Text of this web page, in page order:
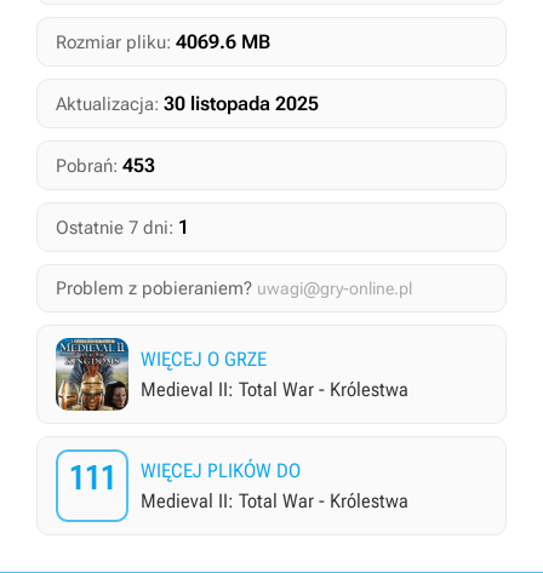
Rozmiar pliku: 4069.6 MB
Aktualizacja: 30 listopada 2025
Pobrań: 453
Ostatnie 7 dni: 1
Problem z pobieraniem? uwagi@gry-online.pl
WIĘCEJ O GRZE
Medieval II: Total War - Królestwa
111
WIĘCEJ PLIKÓW DO
Medieval II: Total War - Królestwa